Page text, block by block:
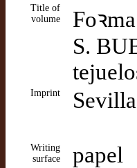
Title of
volume
S.
Imprint
Writing
surface
papel